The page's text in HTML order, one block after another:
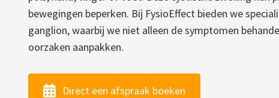
bewegingen beperken. Bij FysioEffect bieden we
ganglion, waarbij we niet alleen de symptomen
oorzaken aanpakken.
Direct een afspraak boeken